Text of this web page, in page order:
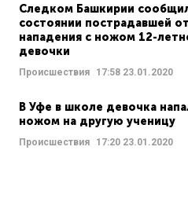
Следком Башкирии
состоянии пострадавшей от
нападения с ножом 12-
девочки
Происшествия 17:58 23.01.2020
В Уфе в школе девочка
ножом на другую ученицу
Происшествия 17:20 23.01.2020